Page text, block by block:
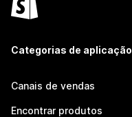
Categorias de aplicação
Canais de vendas
Encontrar produtos